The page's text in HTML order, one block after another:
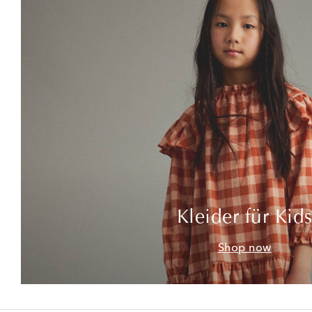
Kleider für Kids
Shop now